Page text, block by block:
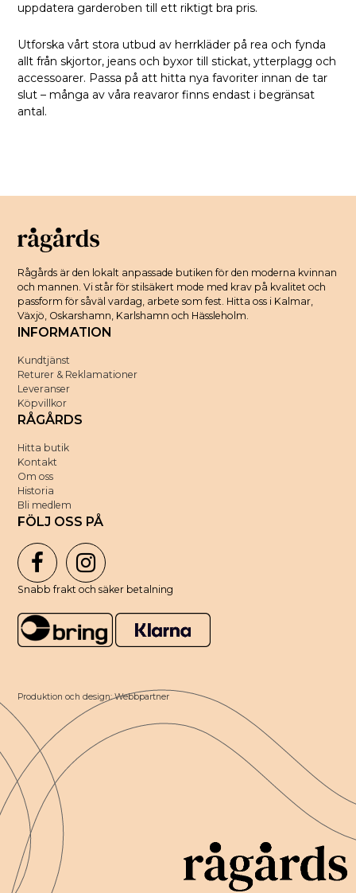
uppdatera garderoben till ett riktigt bra pris.
Utforska vårt stora utbud av herrkläder på rea och fynda
allt från skjortor, jeans och byxor till stickat, ytterplagg och
accessoarer. Passa på att hitta nya favoriter innan de tar
slut – många av våra reavaror finns endast i begränsat
antal.
Rågårds är den lokalt anpassade butiken för den moderna kvinnan
och mannen. Vi står för stilsäkert mode med krav på kvalitet och
passform för såväl vardag, arbete som fest. Hitta oss i Kalmar,
Växjö, Oskarshamn, Karlshamn och Hässleholm.
INFORMATION
Kundtjänst
Returer & Reklamationer
Leveranser
Köpvillkor
RÅGÅRDS
Hitta butik
Kontakt
Om oss
Historia
Bli medlem
FÖLJ OSS PÅ
Snabb frakt och säker betalning
Produktion och design: Webbpartner